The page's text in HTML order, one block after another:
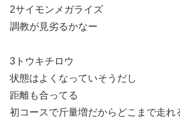
2サイモンメガライズ
調教が見劣るかなー
3トウキチロウ
状態はよくなっていそうだし
距離も合ってる
初コースで斤量増だからどこまで走れ